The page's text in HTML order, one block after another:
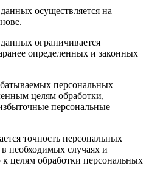
осуществляется на
ограничивается
определенных и законных
персональных
целям обработки,
персональные
точность персональных
необходимых случаях и
целям обработки персональных